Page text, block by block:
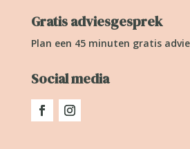
Gratis adviesgesprek
Plan een 45 minuten gratis
Social media